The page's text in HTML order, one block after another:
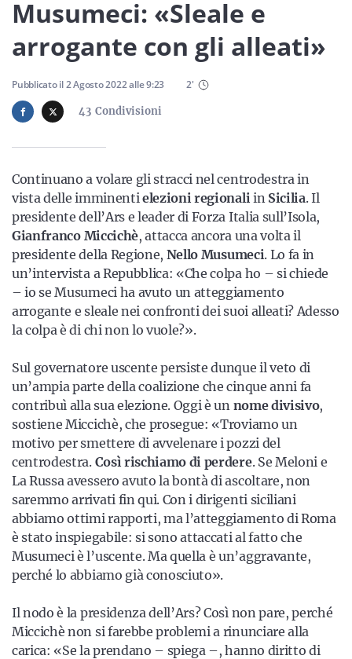
Servizi
Resta sempre aggiornato con le ultime news, iscriviti alla
Iscriviti
Musumeci: «Sleale e
arrogante con gli alleati»
43 Condivisioni
Pubblicato il2 Agosto 2022alle9:23 2'
Continuano a volare gli stracci nel centrodestra in
vista delle imminentielezioni regionaliin Sicilia. Il
presidente dell’Ars e leader di Forza Italia sull’Isola,
Gianfranco Miccichè, attacca ancora una volta il
presidente della Regione, Nello Musumeci. Lo fa in
un’intervista a Repubblica: «Che colpa ho – si chiede
– io se Musumeci ha avuto un atteggiamento
arrogante e sleale nei confronti dei suoi alleati? Adesso
la colpa è di chi non lo vuole?».
Sul governatore uscente persiste dunque il veto di
un’ampia parte della coalizione che cinque anni fa
contribuì alla sua elezione. Oggi è un nomedivisivo,
sostiene Miccichè, che prosegue: «Troviamo un
motivo per smettere di avvelenare i pozzi del
centrodestra.Così rischiamo di perdere. Se Meloni e
La Russa avessero avuto la bontà di ascoltare, non
saremmo arrivati fin qui. Con i dirigenti siciliani
abbiamo ottimi rapporti, ma l’atteggiamento di Roma
è stato inspiegabile: si sono attaccati al fatto che
Musumeci è l’uscente. Ma quella è un’aggravante,
perché lo abbiamo già conosciuto».
Il nodo è la presidenza dell’Ars? Così non pare, perché
Miccichè non si farebbe problemi a rinunciare alla
carica: «Se la prendano – spiega –, hanno diritto di